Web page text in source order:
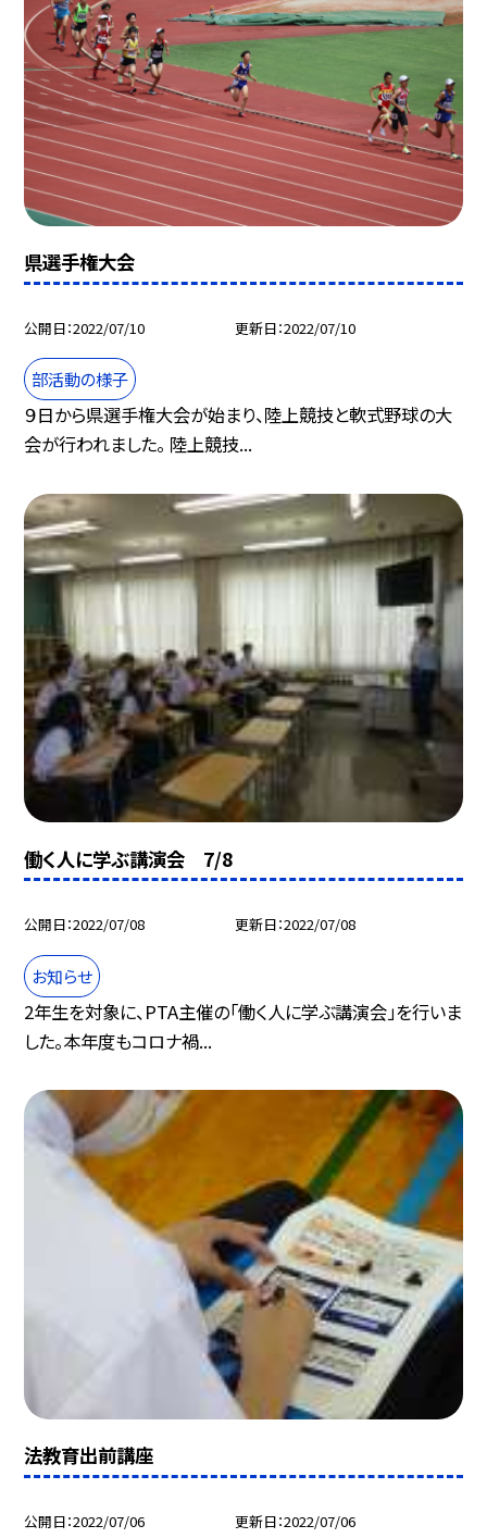
県選手権大会
公開日 2022/07/10 更新日 2022/07/10
部活動の様子
９日から県選手権大会が始まり、陸上競技と軟式野球の大
会が行われました。 陸上競技...
働く人に学ぶ講演会 7/8
公開日 2022/07/08 更新日 2022/07/08
お知らせ
2年生を対象に、PTA主催の「働く人に学ぶ講演会」を行いま
した。本年度もコロナ禍...
法教育出前講座
公開日 2022/07/06 更新日 2022/07/06